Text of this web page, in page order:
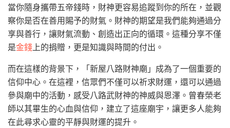
當你隨身攜帶五帝錢時，財神更容易追蹤到你的所在，並觀
察你是否在善用賜予的財氣。財神的期望是我們能夠通過分
享與善行，讓財氣流動、創造出正向的循環。這種分享不僅
是金錢上的捐贈，更是知識與時間的付出。
而在這樣的背景下，「新屋八路財神廟」成為了一個重要的
信仰中心。在這裡，信眾們不僅可以祈求財運，還可以通過
參與廟中的活動，感受八路武財神的神威與恩澤。曾春榮老
師以其畢生的心血與信仰，建立了這座廟宇，讓更多人能夠
在此尋求心靈的平靜與財運的提升。